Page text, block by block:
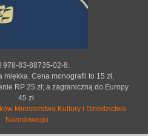
978-83-88735-02-8.
miękka. Cena monografii to 15 zł,
RP 25 zł; a zagraniczną do Europy
45 zł.
Ministerstwa Kultury i Dziedzictwa
Narodowego